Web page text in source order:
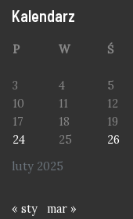
Kalendarz
luty 2025
P W Ś
3
4 5
10
11 12
17
18 19
24
25 26
« sty mar »